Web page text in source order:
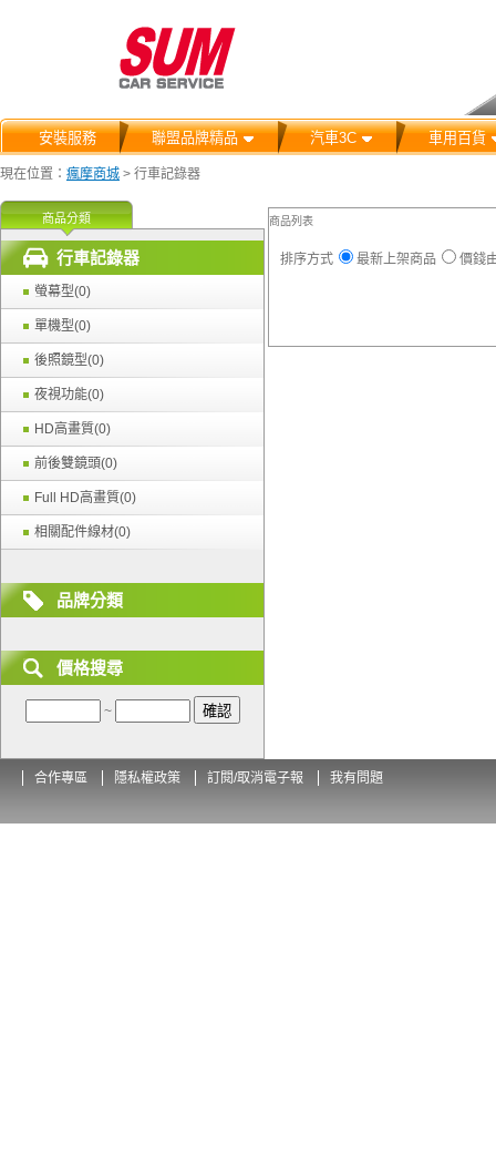
安裝服務 聯盟品牌精品 汽車3C 車用百貨
現在位置： 瘋摩商城 > 行車記錄器
商品分類
行車記錄器
螢幕型(0)
單機型(0)
後照鏡型(0)
夜視功能(0)
HD高畫質(0)
前後雙鏡頭(0)
Full HD高畫質(0)
相關配件線材(0)
品牌分類
價格搜尋
~
商品列表
排序方式 最新上架商品 價錢
合作專區 隱私權政策 訂閱/取消電子報 我有問題